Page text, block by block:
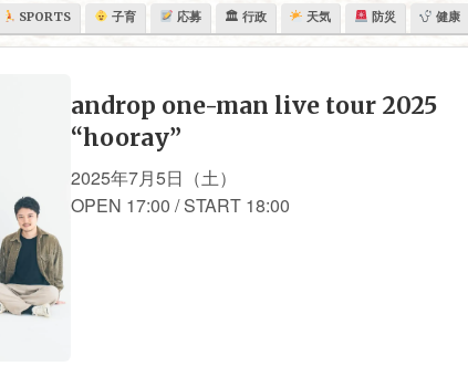
SPORTS 子育 応募 🏛 行政 天気 防災 健康
androp one-man live tour 2025
“hooray”
2025年7月5日（土）
OPEN 17:00 / START 18:00